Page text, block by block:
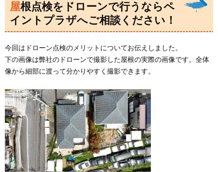
屋根点検をドローンで行うならペ
イントプラザへご相談ください！
今回はドローン点検のメリットについてお伝えしました。
下の画像は弊社のドローンで撮影した屋根の実際の画像です。全体
像から細部に渡って分かりやすく撮影できます。